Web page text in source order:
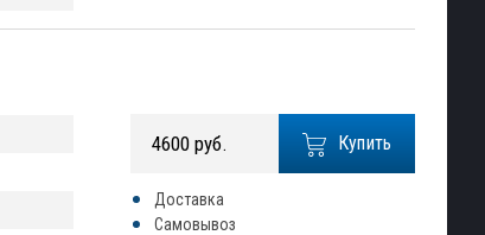
Купить
4600 руб.
Доставка
Самовывоз